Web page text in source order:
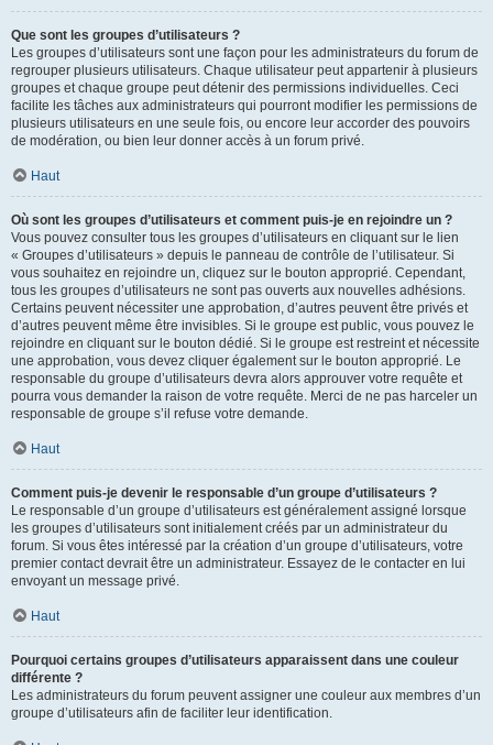
Que sont les groupes d’utilisateurs ?
Les groupes d’utilisateurs sont une façon pour les administrateurs du forum de
regrouper plusieurs utilisateurs. Chaque utilisateur peut appartenir à plusieurs
groupes et chaque groupe peut détenir des permissions individuelles. Ceci
facilite les tâches aux administrateurs qui pourront modifier les permissions de
plusieurs utilisateurs en une seule fois, ou encore leur accorder des pouvoirs
de modération, ou bien leur donner accès à un forum privé.
Haut
Où sont les groupes d’utilisateurs et comment puis-je en rejoindre un ?
Vous pouvez consulter tous les groupes d’utilisateurs en cliquant sur le lien
« Groupes d’utilisateurs » depuis le panneau de contrôle de l’utilisateur. Si
vous souhaitez en rejoindre un, cliquez sur le bouton approprié. Cependant,
tous les groupes d’utilisateurs ne sont pas ouverts aux nouvelles adhésions.
Certains peuvent nécessiter une approbation, d’autres peuvent être privés et
d’autres peuvent même être invisibles. Si le groupe est public, vous pouvez le
rejoindre en cliquant sur le bouton dédié. Si le groupe est restreint et nécessite
une approbation, vous devez cliquer également sur le bouton approprié. Le
responsable du groupe d’utilisateurs devra alors approuver votre requête et
pourra vous demander la raison de votre requête. Merci de ne pas harceler un
responsable de groupe s’il refuse votre demande.
Haut
Comment puis-je devenir le responsable d’un groupe d’utilisateurs ?
Le responsable d’un groupe d’utilisateurs est généralement assigné lorsque
les groupes d’utilisateurs sont initialement créés par un administrateur du
forum. Si vous êtes intéressé par la création d’un groupe d’utilisateurs, votre
premier contact devrait être un administrateur. Essayez de le contacter en lui
envoyant un message privé.
Haut
Pourquoi certains groupes d’utilisateurs apparaissent dans une couleur
différente ?
Les administrateurs du forum peuvent assigner une couleur aux membres d’un
groupe d’utilisateurs afin de faciliter leur identification.